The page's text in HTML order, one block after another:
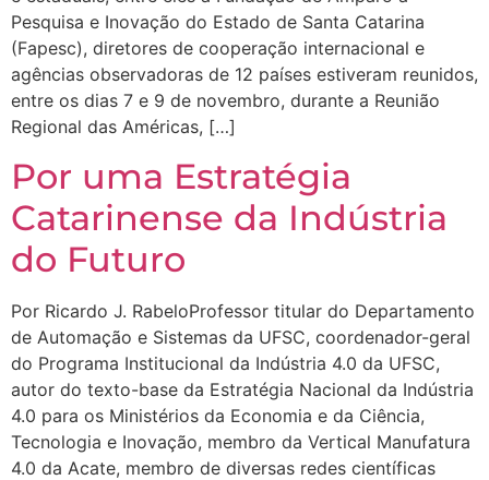
Pesquisa e Inovação do Estado de Santa Catarina
(Fapesc), diretores de cooperação internacional e
agências observadoras de 12 países estiveram reunidos,
entre os dias 7 e 9 de novembro, durante a Reunião
Regional das Américas, […]
Por uma Estratégia
Catarinense da Indústria
do Futuro
Por Ricardo J. RabeloProfessor titular do Departamento
de Automação e Sistemas da UFSC, coordenador-geral
do Programa Institucional da Indústria 4.0 da UFSC,
autor do texto-base da Estratégia Nacional da Indústria
4.0 para os Ministérios da Economia e da Ciência,
Tecnologia e Inovação, membro da Vertical Manufatura
4.0 da Acate, membro de diversas redes científicas